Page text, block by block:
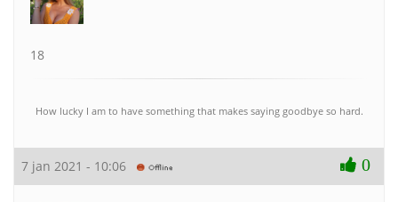
18
How lucky I am to have something that makes saying goodbye so hard.
7 jan 2021 - 10:06 0